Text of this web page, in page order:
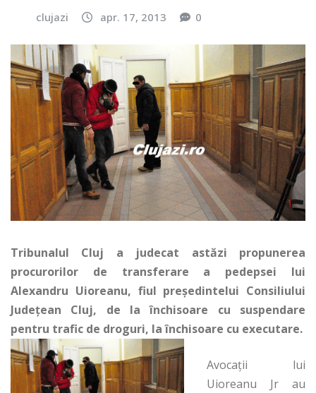
clujazi apr. 17, 2013 0
Tribunalul Cluj a judecat astăzi propunerea
procurorilor de transferare a pedepsei lui
Alexandru Uioreanu, fiul președintelui Consiliului
Județean Cluj, de la închisoare cu suspendare
pentru trafic de droguri, la închisoare cu executare.
Avocații lui
Uioreanu Jr au